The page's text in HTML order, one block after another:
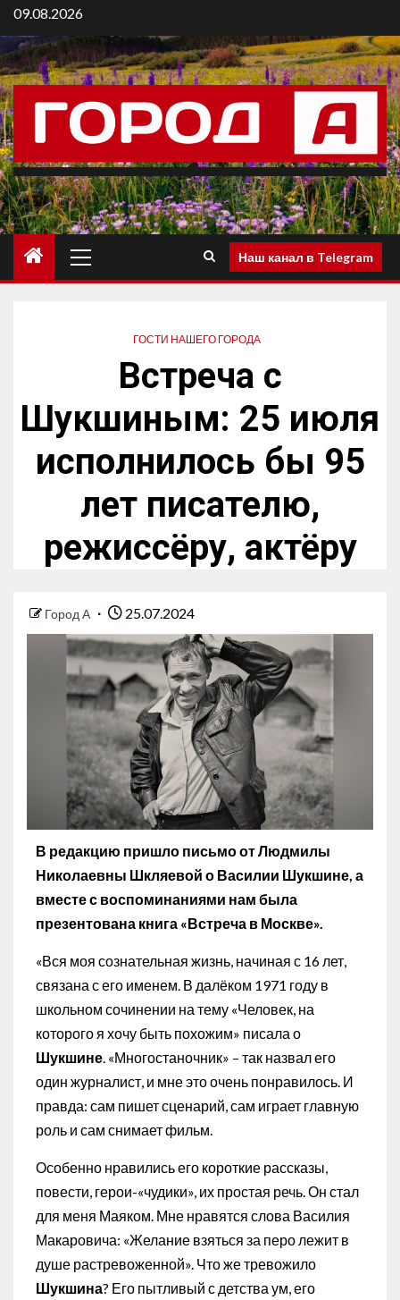
09.08.2026
Наш канал в Telegram
ГОСТИ НАШЕГО ГОРОДА
Встреча с
Шукшиным: 25 июля
исполнилось бы 95
лет писателю,
режиссёру, актёру
Город А 25.07.2024
В редакцию пришло письмо от Людмилы
Николаевны Шкляевой о Василии Шукшине, а
вместе с воспоминаниями нам была
презентована книга «Встреча в Москве».
«Вся моя сознательная жизнь, начиная с 16 лет,
связана с его именем. В далёком 1971 году в
школьном сочинении на тему «Человек, на
которого я хочу быть похожим» писала о
Шукшине . «Многостаночник» – так назвал его
один журналист, и мне это очень понравилось. И
правда: сам пишет сценарий, сам играет главную
роль и сам снимает фильм.
Особенно нравились его короткие рассказы,
повести, герои-«чудики», их простая речь. Он стал
для меня Маяком. Мне нравятся слова Василия
Макаровича: «Желание взяться за перо лежит в
душе растревоженной». Что же тревожило
Шукшина? Его пытливый с детства ум, его